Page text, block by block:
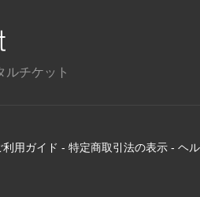
チケット
利用ガイド - 特定商取引法の表示 - ヘ